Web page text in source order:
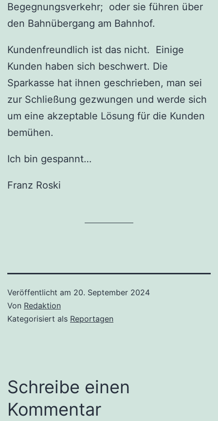
Begegnungsverkehr; oder sie führen über
den Bahnübergang am Bahnhof.
Kundenfreundlich ist das nicht. Einige
Kunden haben sich beschwert. Die
Sparkasse hat ihnen geschrieben, man sei
zur Schließung gezwungen und werde sich
um eine akzeptable Lösung für die Kunden
bemühen.
Ich bin gespannt…
Franz Roski
Veröffentlicht am 20. September 2024
Von Redaktion
Kategorisiert als Reportagen
Schreibe einen
Kommentar